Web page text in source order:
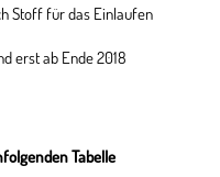
Stoff für das Einlaufen
erst ab Ende 2018
Tabelle